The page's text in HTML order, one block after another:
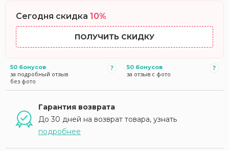
Сегодня скидка 10%
ПОЛУЧИТЬ СКИДКУ
50 бонусов
за подробный отзыв
без фото
50 бонусов
за отзыв с фото
Гарантия возврата
До 30 дней на возврат товара, узнать
подробнее